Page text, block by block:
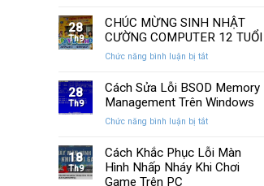
tính
của
khỏi
con
mắt
tò
chính
thức
hành
11
25H2:
lớn
với
28
Th9
CHÚC MỪNG SINH NHẬT
CƯỜNG COMPUTER 12 TUỔI
Chức năng bình luận bị tắtở
MỪNG
SINH
CƯỜNG
12
TUỔI
28
Th9
Cách Sửa Lỗi BSOD Memory
Management Trên Windows
Chức năng bình luận bị tắtở
Sửa
Lỗi
18
Th9
Cách Khắc Phục Lỗi Màn
Hình Nhấp Nháy Khi Chơi
Game Trên PC